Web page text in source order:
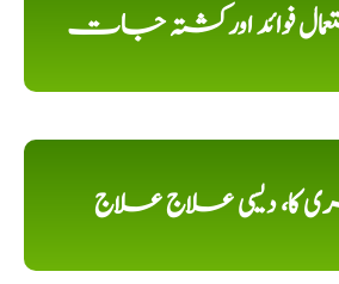
فوائد اورکشتہ جات
کا، دیسی علاج علاج